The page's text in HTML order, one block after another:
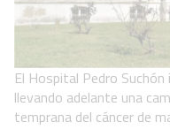
El Hospital Pedro
llevando adelante una
temprana del cáncer de